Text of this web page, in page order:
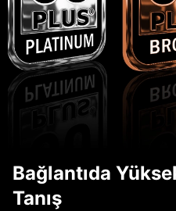
Bağlantıda
Tanış